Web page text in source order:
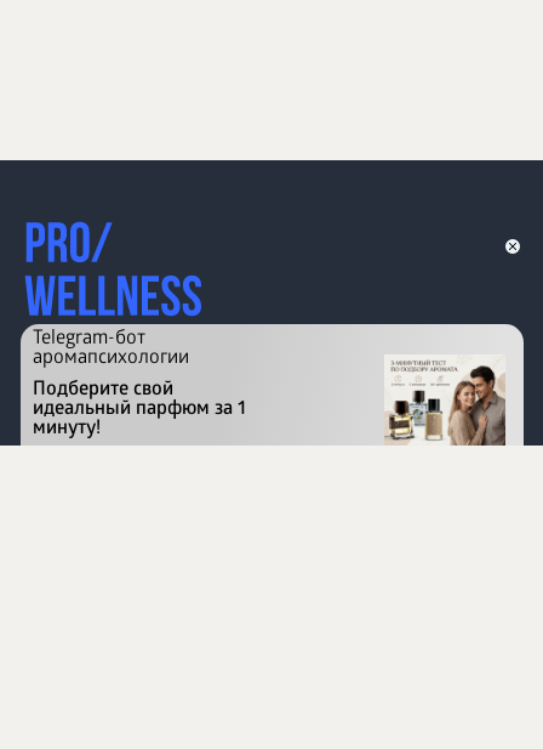
Перейти на сайт
Telegram-бот
аромапсихологии
Подберите свой
идеальный парфюм за 1
минуту!